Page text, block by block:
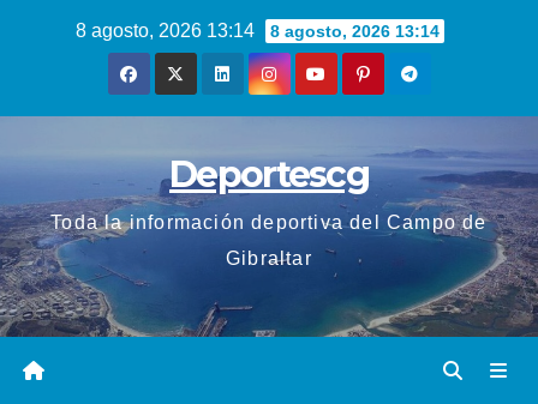
8 agosto, 2026 13:14 8 agosto, 2026 13:14
Deportescg
Toda la información deportiva del Campo de
Gibraltar